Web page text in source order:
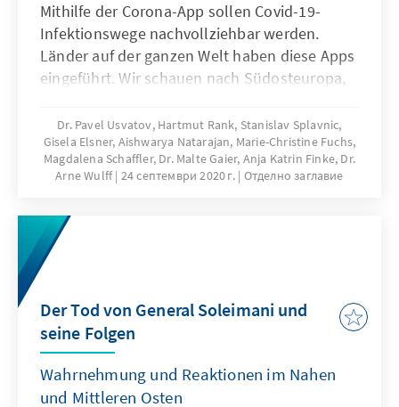
Mithilfe der Corona-App sollen Covid-19-
Infektionswege nachvollziehbar werden.
Länder auf der ganzen Welt haben diese Apps
eingeführt. Wir schauen nach Südosteuropa,
Nordafrika und nach Subsahara-Afrika. Wie
steht es um die rechtlichen
Rahmenbedingungen vor Ort? Wie steht es
um die praktische Umsetzung? Welche
Probleme sind aufgetreten?
Dr. Pavel Usvatov, Hartmut Rank, Stanislav Splavnic,
Gisela Elsner, Aishwarya Natarajan, Marie-Christine Fuchs,
Magdalena Schaffler, Dr. Malte Gaier, Anja Katrin Finke, Dr.
Arne Wulff 24 септември 2020 г. Отделно заглавие
Der Tod von General Soleimani und
seine Folgen
Wahrnehmung und Reaktionen im Nahen
und Mittleren Osten